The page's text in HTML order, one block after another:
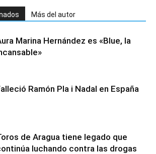
Más del autor
Marina Hernández es «Blue, la
Ramón Pla i Nadal en España
de Aragua tiene legado que
luchando contra las drogas